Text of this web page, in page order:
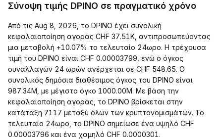
Σύνοψη τιμής DPINO σε πραγματικό χρόνο
Από τις Aug 8, 2026, το DPINO έχει συνολική
κεφαλαιοποίηση αγοράς CHF 37.51K, αντιπροσωπεύοντας
μια μεταβολή +10.07% το τελευταίο 24ωρο. Η τρέχουσα
τιμή του DPINO είναι CHF 0.00003799, ενώ ο όγκος
συναλλαγών 24 ωρών ανέρχεται σε CHF 548.65. Ο
συνολικός δημόσια διαθέσιμος όγκος του DPINO είναι
987.34M, με μέγιστο όγκο 1000.00M. Με βάση την
κεφαλαιοποίηση αγοράς, το DPINO βρίσκεται στην
κατάταξη 7117 μεταξύ όλων των κρυπτονομισμάτων. Το
τελευταίο 24ωρο, το DPINO σημείωσε ένα υψηλό CHF
0.00003796 και ένα χαμηλό CHF 0.0000301.